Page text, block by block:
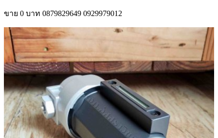
ขาย 0 บาท 0879829649 0929979012